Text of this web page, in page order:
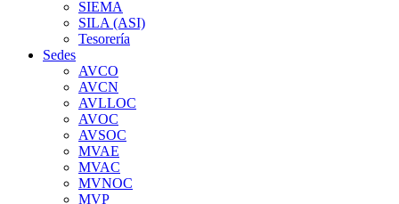
SIEMA
SILA (ASI)
Tesorería
Sedes
AVCO
AVCN
AVLLOC
AVOC
AVSOC
MVAE
MVAC
MVNOC
MVP